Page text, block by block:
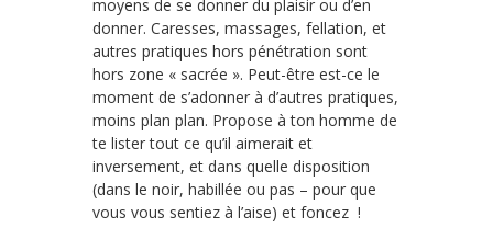
moyens de se donner du plaisir ou d’en
donner. Caresses, massages, fellation, et
autres pratiques hors pénétration sont
hors zone « sacrée ». Peut-être est-ce le
moment de s’adonner à d’autres pratiques,
moins plan plan. Propose à ton homme de
te lister tout ce qu’il aimerait et
inversement, et dans quelle disposition
(dans le noir, habillée ou pas – pour que
vous vous sentiez à l’aise) et foncez !